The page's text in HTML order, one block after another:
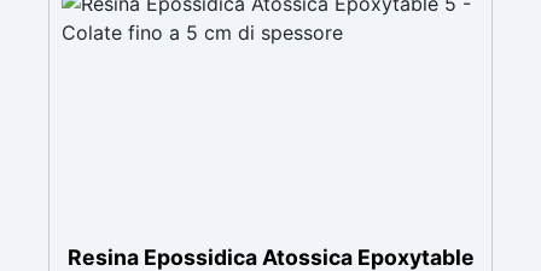
Certificata Atossica post catalisi per contatto
con la pelle, BPA free e VoC Free
Resina Epossidica Atossica Epoxytable